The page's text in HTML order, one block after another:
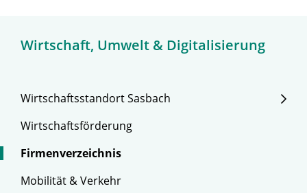
Wirtschaft, Umwelt & Digitalisierung
Wirtschaftsstandort Sasbach
Wirtschaftsförderung
Firmenverzeichnis
Mobilität & Verkehr